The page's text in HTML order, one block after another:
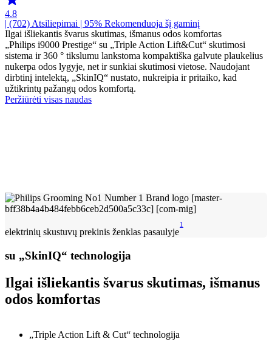
4.8
| (702) Atsiliepimai | 95% Rekomenduoja šį gaminį
Ilgai išliekantis švarus skutimas, išmanus odos komfortas
„Philips i9000 Prestige“ su „Triple Action Lift&Cut“ skutimosi
sistema ir 360 ° tikslumu lankstoma kompaktiška galvute plaukelius
nukerpa odos lygyje, net ir sunkiai skutimosi vietose. Naudojant
dirbtinį intelektą, „SkinIQ“ nustato, nukreipia ir pritaiko, kad
užtikrintų pažangų odos komfortą.
Peržiūrėti visas naudas
elektrinių skustuvų prekinis ženklas pasaulyje
1
su „SkinIQ“ technologija
Ilgai išliekantis švarus skutimas, išmanus
odos komfortas
„Triple Action Lift & Cut“ technologija